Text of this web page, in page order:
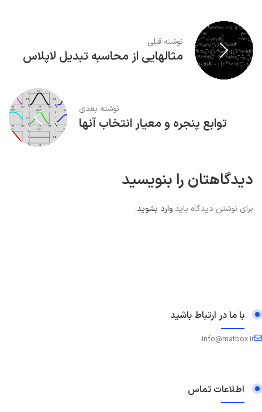
نوشته قبلی
مثالهایی از محاسبه تبدیل لاپلاس
نوشته بعدی
توابع پنجره و معیار انتخاب آنها
دیدگاهتان را بنویسید
برای نوشتن دیدگاه بایدوارد بشوید.
با ما در ارتباط باشید
info@matbox.ir
اطلاعات تماس